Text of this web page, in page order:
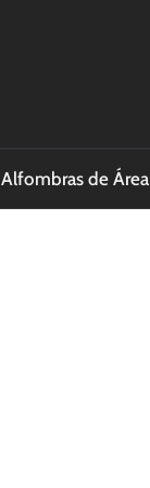
Alfombras de Área